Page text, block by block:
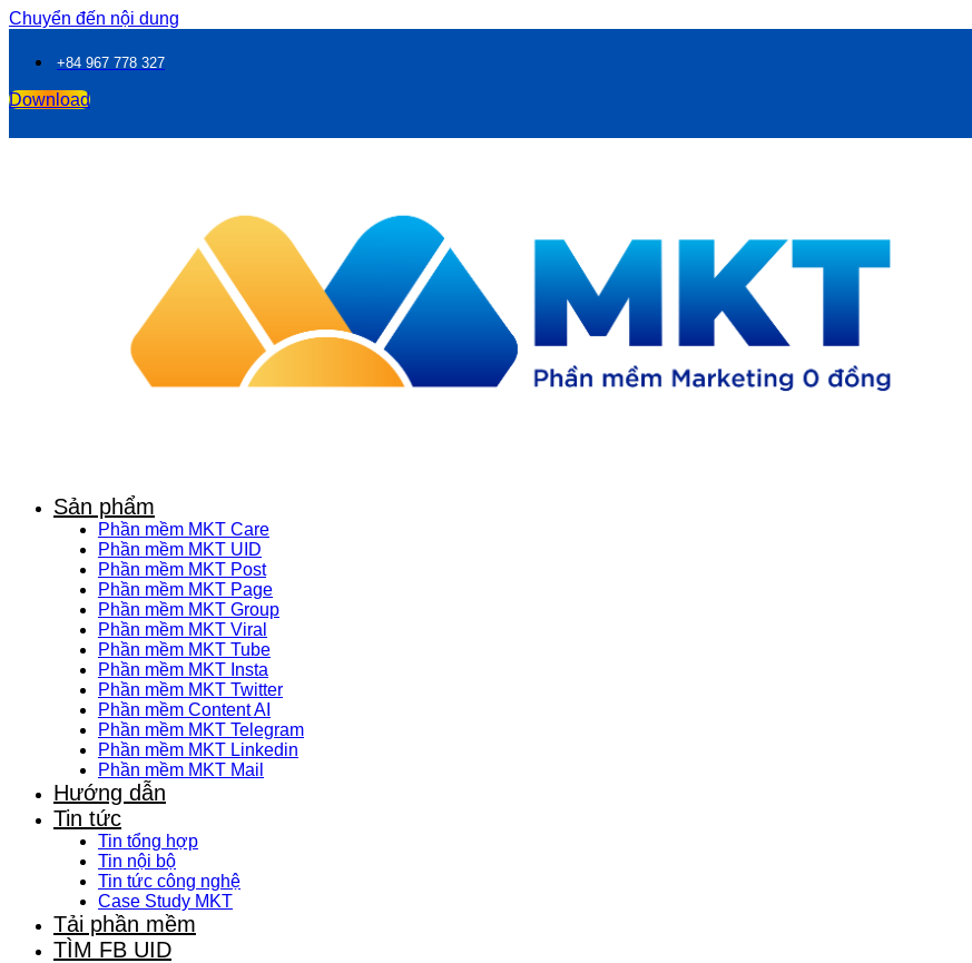
Chuyển đến nội dung
+84 967 778 327
Download
Sản phẩm
Phần mềm MKT Care
Phần mềm MKT UID
Phần mềm MKT Post
Phần mềm MKT Page
Phần mềm MKT Group
Phần mềm MKT Viral
Phần mềm MKT Tube
Phần mềm MKT Insta
Phần mềm MKT Twitter
Phần mềm Content AI
Phần mềm MKT Telegram
Phần mềm MKT Linkedin
Phần mềm MKT Mail
Hướng dẫn
Tin tức
Tin tổng hợp
Tin nội bộ
Tin tức công nghệ
Case Study MKT
Tải phần mềm
TÌM FB UID